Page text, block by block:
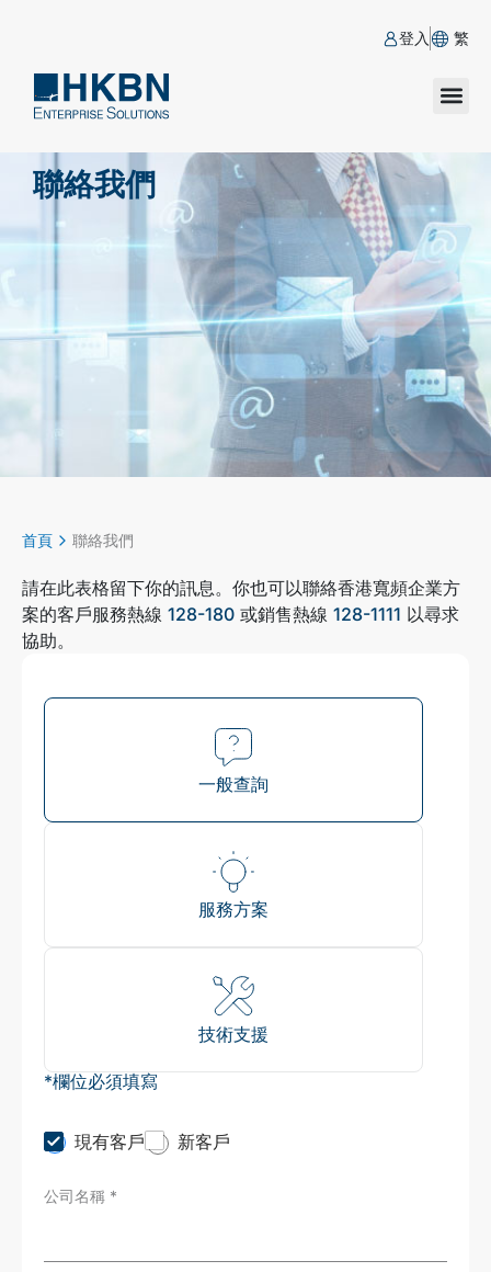
登入 繁
聯絡我們
首頁 聯絡我們
請在此表格留下你的訊息。你也可以聯絡香港寬頻企業方
案的客戶服務熱線 128-180 或銷售熱線 128-1111 以尋求
協助。
一般查詢
服務方案
技術支援
*欄位必須填寫
C
u
t
現有客戶 新客戶
公司名稱 *